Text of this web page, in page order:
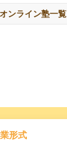
ンライン塾一覧
形式